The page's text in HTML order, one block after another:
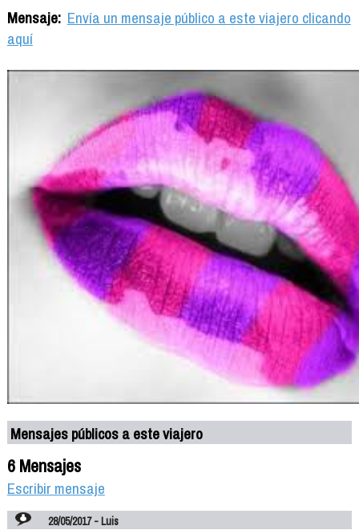
Mensaje: Envía un mensaje público a este viajero clicando
aquí
Mensajes públicos a este viajero
6 Mensajes
Escribir mensaje
28/05/2017 - Luis